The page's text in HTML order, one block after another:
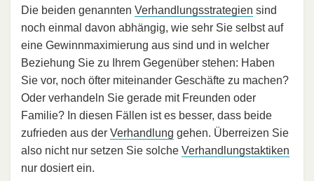
Die beiden genannten Verhandlungsstrategien sind
noch einmal davon abhängig, wie sehr Sie selbst auf
eine Gewinnmaximierung aus sind und in welcher
Beziehung Sie zu Ihrem Gegenüber stehen: Haben
Sie vor, noch öfter miteinander Geschäfte zu machen?
Oder verhandeln Sie gerade mit Freunden oder
Familie? In diesen Fällen ist es besser, dass beide
zufrieden aus der Verhandlung gehen. Überreizen Sie
also nicht nur setzen Sie solche Verhandlungstaktiken
nur dosiert ein.